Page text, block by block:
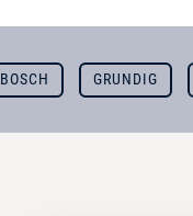
BOSCH GRUNDIG